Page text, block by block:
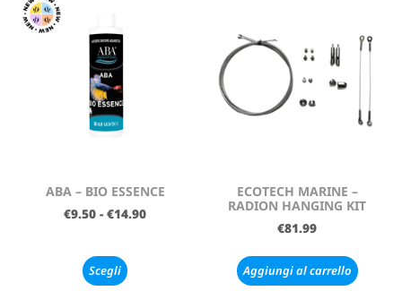
ABA – BIO ESSENCE
€9.50 - €14.90
Scegli
ECOTECH MARINE –
RADION HANGING KIT
€81.99
Aggiungi al carrello